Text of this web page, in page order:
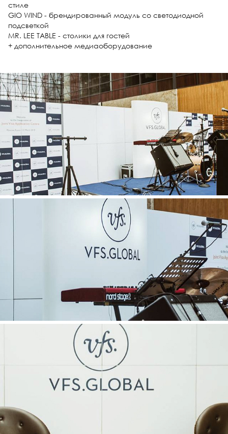
стиле
GIO WIND - брендированный модуль со светодиодной
подсветкой
MR. LEE TABLE - столики для гостей
+ дополнительное медиаоборудование